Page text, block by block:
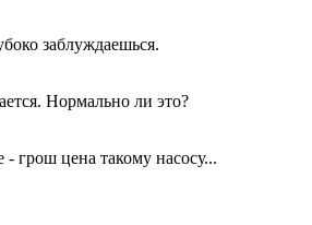
заблуждаешься.
Нормально ли это?
грош цена такому насосу...